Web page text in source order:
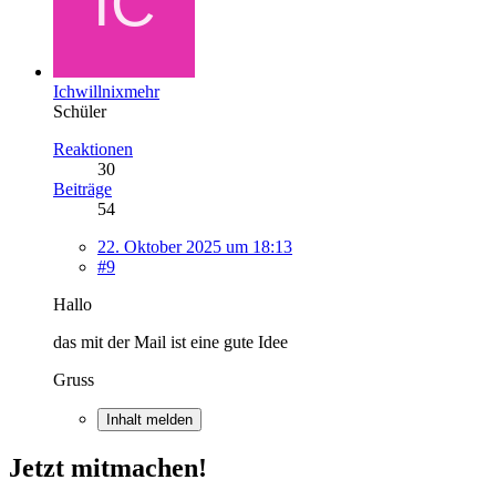
Ichwillnixmehr
Schüler
Reaktionen
30
Beiträge
54
22. Oktober 2025 um 18:13
#9
Hallo
das mit der Mail ist eine gute Idee
Gruss
Inhalt melden
Jetzt mitmachen!